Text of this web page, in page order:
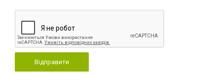
Відправити